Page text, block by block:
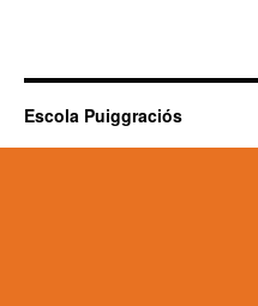
Escola Puiggraciós